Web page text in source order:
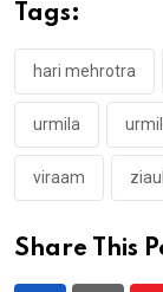
Tags:
hari mehrotra
urmila
viraam
Share This